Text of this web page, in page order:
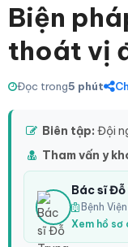
Biện
thoát vị
Đọc trong5 phút
Biên tập: Đội
Tham vấn y
Bác sĩ
Bệnh Viện
Xem hồ sơ